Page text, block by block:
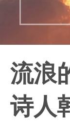
流浪
诗人